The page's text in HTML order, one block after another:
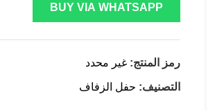
BUY VIA WHATSAPP
رمز المنتج: غير محدد
التصنيف: حفل الزفاف